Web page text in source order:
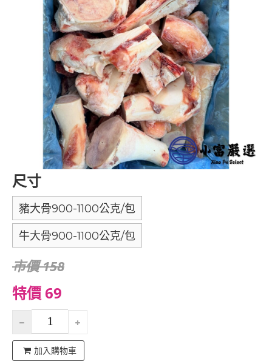
尺寸
豬大骨900-1100公克/包
牛大骨900-1100公克/包
市價 158
特價 69
加入購物車